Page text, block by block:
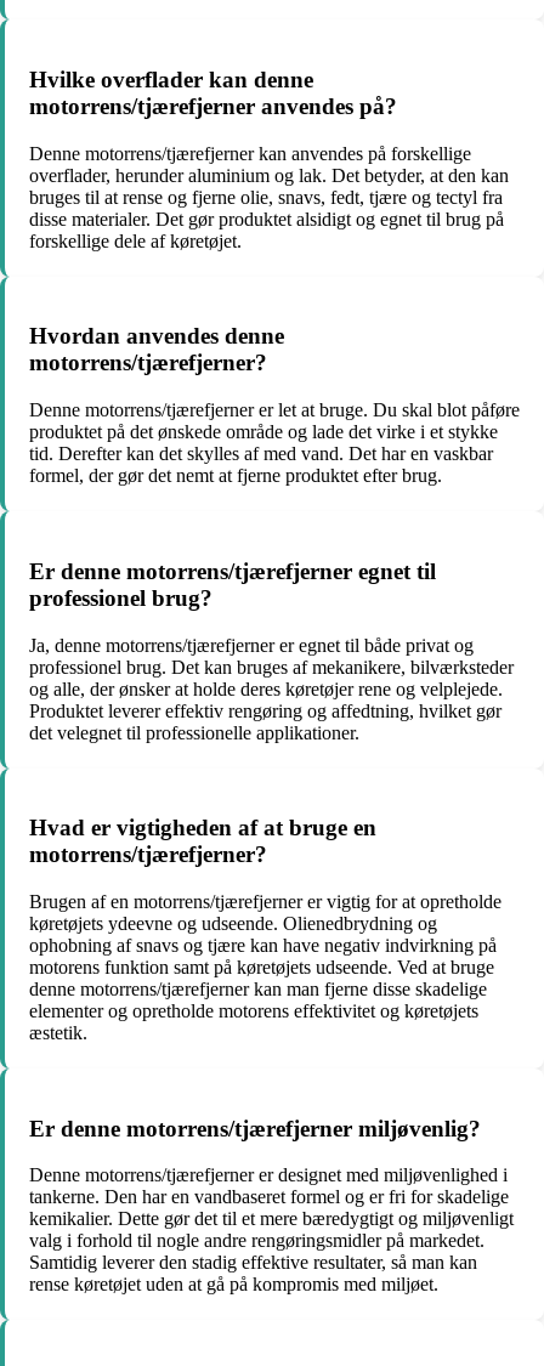
Hvilke overflader kan denne
motorrens/tjærefjerner anvendes på?
Denne motorrens/tjærefjerner kan anvendes på forskellige
overflader, herunder aluminium og lak. Det betyder, at den kan
bruges til at rense og fjerne olie, snavs, fedt, tjære og tectyl fra
disse materialer. Det gør produktet alsidigt og egnet til brug på
forskellige dele af køretøjet.
Hvordan anvendes denne
motorrens/tjærefjerner?
Denne motorrens/tjærefjerner er let at bruge. Du skal blot påføre
produktet på det ønskede område og lade det virke i et stykke
tid. Derefter kan det skylles af med vand. Det har en vaskbar
formel, der gør det nemt at fjerne produktet efter brug.
Er denne motorrens/tjærefjerner egnet til
professionel brug?
Ja, denne motorrens/tjærefjerner er egnet til både privat og
professionel brug. Det kan bruges af mekanikere, bilværksteder
og alle, der ønsker at holde deres køretøjer rene og velplejede.
Produktet leverer effektiv rengøring og affedtning, hvilket gør
det velegnet til professionelle applikationer.
Hvad er vigtigheden af at bruge en
motorrens/tjærefjerner?
Brugen af en motorrens/tjærefjerner er vigtig for at opretholde
køretøjets ydeevne og udseende. Olienedbrydning og
ophobning af snavs og tjære kan have negativ indvirkning på
motorens funktion samt på køretøjets udseende. Ved at bruge
denne motorrens/tjærefjerner kan man fjerne disse skadelige
elementer og opretholde motorens effektivitet og køretøjets
æstetik.
Er denne motorrens/tjærefjerner miljøvenlig?
Denne motorrens/tjærefjerner er designet med miljøvenlighed i
tankerne. Den har en vandbaseret formel og er fri for skadelige
kemikalier. Dette gør det til et mere bæredygtigt og miljøvenligt
valg i forhold til nogle andre rengøringsmidler på markedet.
Samtidig leverer den stadig effektive resultater, så man kan
rense køretøjet uden at gå på kompromis med miljøet.